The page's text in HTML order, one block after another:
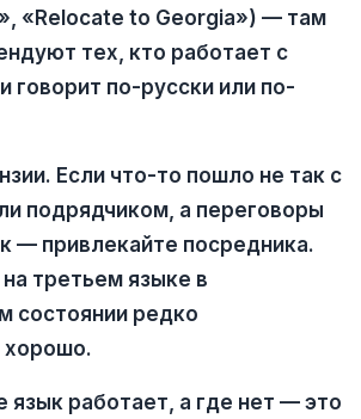
«Relocate to Georgia») — там
тех, кто работает с
говорит по-русски или по-
Если что-то пошло не так с
подрядчиком, а переговоры
— привлекайте посредника.
третьем языке в
состоянии редко
хорошо.
язык работает, а где нет — это